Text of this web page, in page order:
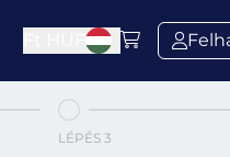
LÉPÉS 3